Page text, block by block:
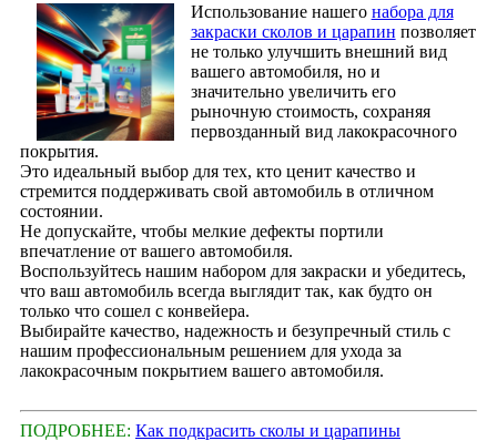
Использование нашего набора для
закраски сколов и царапин позволяет
не только улучшить внешний вид
вашего автомобиля, но и
значительно увеличить его
рыночную стоимость, сохраняя
первозданный вид лакокрасочного
покрытия.
Это идеальный выбор для тех, кто ценит качество и
стремится поддерживать свой автомобиль в отличном
состоянии.
Не допускайте, чтобы мелкие дефекты портили
впечатление от вашего автомобиля.
Воспользуйтесь нашим набором для закраски и убедитесь,
что ваш автомобиль всегда выглядит так, как будто он
только что сошел с конвейера.
Выбирайте качество, надежность и безупречный стиль с
нашим профессиональным решением для ухода за
лакокрасочным покрытием вашего автомобиля.
ПОДРОБНЕЕ: Как подкрасить сколы и царапины